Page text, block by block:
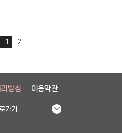
1 2
방침 이용약관
가기